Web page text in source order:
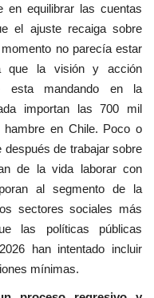
en equilibrar las cuentas
el ajuste recaiga sobre
no parecía estar
que la visión y acción
esta mandando en la
importan las 700 mil
en Chile. Poco o
después de trabajar sobre
de la vida laborar con
al segmento de la
sectores sociales más
las políticas públicas
han intentado incluir
mínimas.